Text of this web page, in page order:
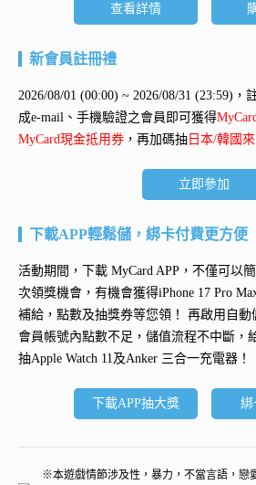
查看詳情
新會員註冊禮
2026/08/01 (00:00) ~ 2026/08/31 (23:59)，
成e-mail、手機驗證之會員即可獲得
MyCard現金抵用券 ，再加碼抽 日本/韓國
立即參加
下載APP輕鬆儲，綁卡付費更方便
活動期間，下載 MyCard APP，不僅可以
次領獎機會，有機會獲得iPhone 17 Pro
補給，點數及抽獎券等您領！ 再啟用自動
會員帳號內點數不足，儲值流程不中斷，
抽Apple Watch 11及Anker 三合一充電器 ！
下載APP抽大獎 綁
※本遊戲情節涉及性，暴力，不當言語，戀